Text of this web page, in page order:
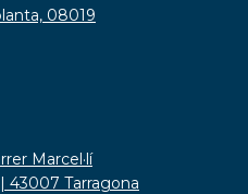
08019
Marcel·lí
43007 Tarragona